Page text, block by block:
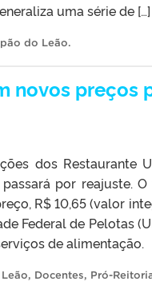
uma série de […]
do Leão.
novos preços
dos Restaurante
por reajuste.
R$ 10,65 (valor
Federal de Pelotas
de alimentação.
, Docentes, Pró-